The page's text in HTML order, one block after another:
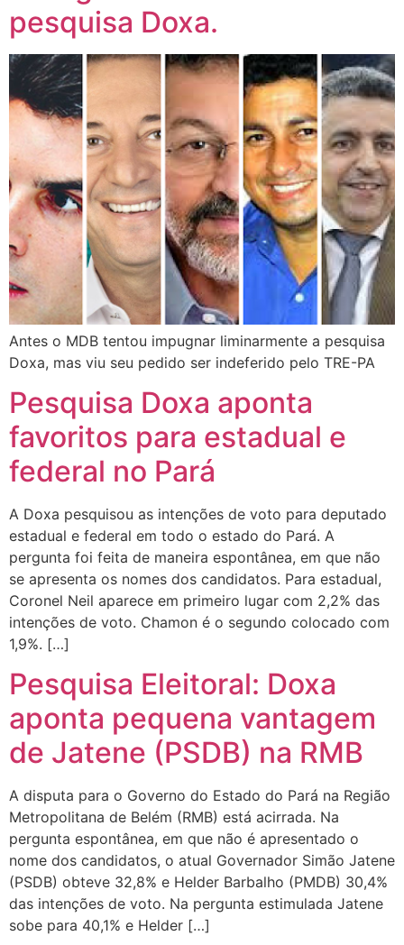
pesquisa Doxa.
Antes o MDB tentou impugnar liminarmente a pesquisa
Doxa, mas viu seu pedido ser indeferido pelo TRE-PA
Pesquisa Doxa aponta
favoritos para estadual e
federal no Pará
A Doxa pesquisou as intenções de voto para deputado
estadual e federal em todo o estado do Pará. A
pergunta foi feita de maneira espontânea, em que não
se apresenta os nomes dos candidatos. Para estadual,
Coronel Neil aparece em primeiro lugar com 2,2% das
intenções de voto. Chamon é o segundo colocado com
1,9%. […]
Pesquisa Eleitoral: Doxa
aponta pequena vantagem
de Jatene (PSDB) na RMB
A disputa para o Governo do Estado do Pará na Região
Metropolitana de Belém (RMB) está acirrada. Na
pergunta espontânea, em que não é apresentado o
nome dos candidatos, o atual Governador Simão Jatene
(PSDB) obteve 32,8% e Helder Barbalho (PMDB) 30,4%
das intenções de voto. Na pergunta estimulada Jatene
sobe para 40,1% e Helder […]